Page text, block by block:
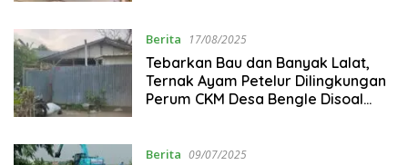
Berita 17/08/2025
Tebarkan Bau dan Banyak Lalat,
Ternak Ayam Petelur Dilingkungan
Perum CKM Desa Bengle Disoal
Berita 09/07/2025